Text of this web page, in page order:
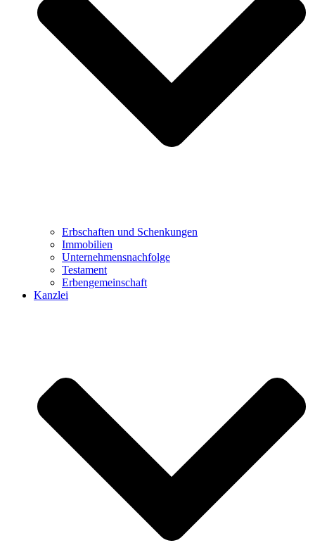
Erbschaften und Schenkungen
Immobilien
Unternehmensnachfolge
Testament
Erbengemeinschaft
Kanzlei